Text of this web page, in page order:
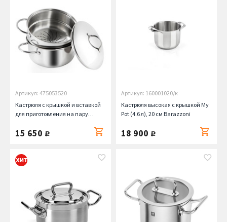
Артикул: 475053520
Кастрюля с крышкой и вставкой
для приготовления на пару
15 650 руб.
Артикул: 160001020/к
Кастрюля высокая с крышкой My
Pot (4.6 л), 20 см Barazzoni
18 900 руб.